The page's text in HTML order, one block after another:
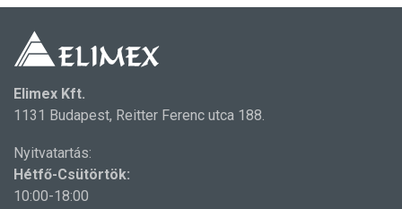
Elimex Kft.
1131 Budapest, Reitter Ferenc utca 188.
Nyitvatartás:
Hétfő-Csütörtök:
10:00-18:00